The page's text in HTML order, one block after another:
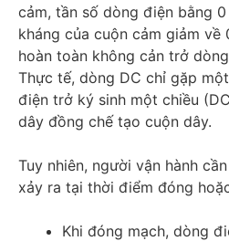
cảm, tần số dòng điện bằng
kháng của cuộn cảm giảm về
hoàn toàn không cản trở
Thực tế, dòng DC chỉ gặp
điện trở ký sinh một chiều
dây đồng chế tạo cuộn dây.
Tuy nhiên, người vận hành
xảy ra tại thời điểm đóng
Khi đóng mạch, dòng